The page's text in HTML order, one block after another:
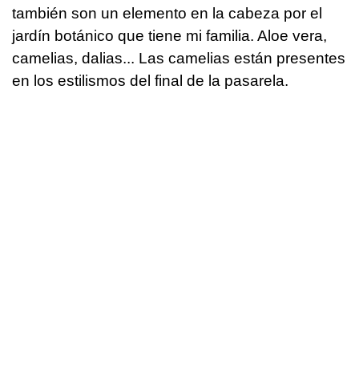
también son un elemento en la cabeza por el
jardín botánico que tiene mi familia. Aloe vera,
camelias, dalias... Las camelias están presentes
en los estilismos del final de la pasarela.